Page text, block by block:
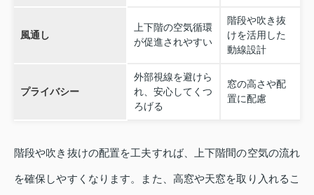
風通し
上下階の空気循環
が促進されやすい
階段や吹き抜
けを活用した
動線設計
プライバシー
外部視線を避けら
れ、安心してくつ
ろげる
窓の高さや配
置に配慮
階段や吹き抜けの配置を工夫すれば、上下階間の空気の流れ
を確保しやすくなります。また、高窓や天窓を取り入れるこ